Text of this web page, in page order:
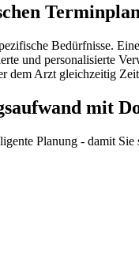
Bedürfnisse.
und personalisierte
dem Arzt gleichzeitig
mit
Planung - damit